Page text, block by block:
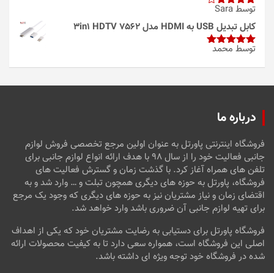
امتیاز4
از 5
توسط Sara
کابل تبدیل USB به HDMI مدل 3in1 HDTV 7562
امتیاز5از
توسط محمد
درباره ما
فروشگاه اینترنتی پاورتل به عنوان اولین مرجع تخصصی فروش لوازم
جانبی فعالیت خود را از سال ۹۸ با هدف ارائه انواع لوازم جانبی برای
تلفن های همراه آغاز کرد. با گذشت زمان و گسترش فعالیت های
فروشگاه، پاورتل به حوزه های دیگری همچون تبلت و … وارد شد و به
اقتضای زمان و نیاز مشتریان نیز به حوزه های دیگری که وجود یک مرجع
برای تهیه لوازم جانبی آن ضروری باشد وارد خواهد شد.
فروشگاه پاورتل برای دستیابی به رضایت مشتریان خود که یکی از اهداف
اصلی این فروشگاه است، همواره سعی دارد تا به کیفیت محصولات ارائه
شده در فروشگاه خود توجه ویژه ای داشته باشد.